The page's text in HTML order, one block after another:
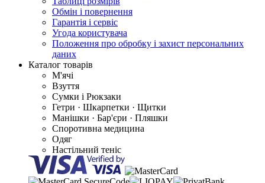
Обмін і повернення
Гарантія і сервіс
Угода користувача
Положення про обробку і захист персональних
даних
Каталог товарів
М'ячі
Взуття
Сумки і Рюкзаки
Гетри · Шкарпетки · Щитки
Манішки · Бар'єри · Пляшки
Споротивна медицина
Одяг
Настільний теніс